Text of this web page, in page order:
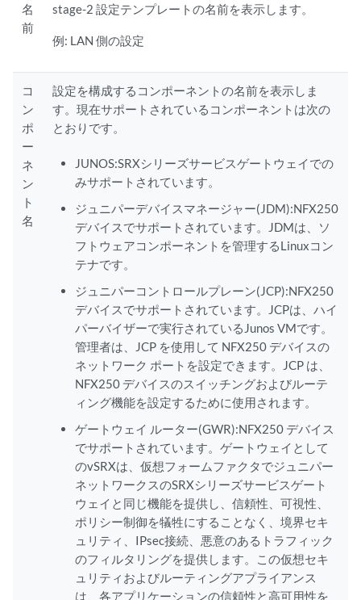
名
前
stage-2 設定テンプレートの名前を表示します。
例: LAN 側の設定
コ
ン
ポ
ー
ネ
ン
ト
名
設定を構成するコンポーネントの名前を表示しま
す。現在サポートされているコンポーネントは次の
とおりです。
JUNOS:SRXシリーズサービスゲートウェイでの
みサポートされています。
ジュニパーデバイスマネージャー(JDM):NFX250
デバイスでサポートされています。JDMは、ソ
フトウェアコンポーネントを管理するLinuxコン
テナです。
ジュニパーコントロールプレーン(JCP):NFX250
デバイスでサポートされています。JCPは、ハイ
パーバイザーで実行されているJunos VMです。
管理者は、JCP を使用して NFX250 デバイスの
ネットワーク ポートを設定できます。JCP は、
NFX250 デバイスのスイッチングおよびルーテ
ィング機能を設定するために使用されます。
ゲートウェイ ルーター(GWR):NFX250 デバイス
でサポートされています。ゲートウェイとして
のvSRXは、仮想フォームファクタでジュニパー
ネットワークスのSRXシリーズサービスゲート
ウェイと同じ機能を提供し、信頼性、可視性、
ポリシー制御を犠牲にすることなく、境界セキ
ュリティ、IPsec接続、悪意のあるトラフィック
のフィルタリングを提供します。この仮想セキ
ュリティおよびルーティングアプライアンス
は、各アプリケーションの信頼性と高可用性を